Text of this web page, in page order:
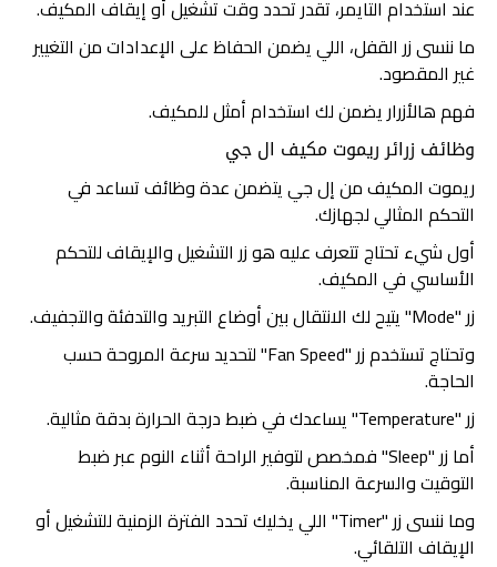
عند استخدام التايمر، تقدر تحدد وقت تشغيل أو إيقاف المكيف.
ما ننسى زر القفل، اللي يضمن الحفاظ على الإعدادات من التغيير
غير المقصود.
فهم هالأزرار يضمن لك استخدام أمثل للمكيف.
وظائف زرائر ريموت مكيف ال جي
ريموت المكيف من إل جي يتضمن عدة وظائف تساعد في
التحكم المثالي لجهازك.
أول شيء تحتاج تتعرف عليه هو زر التشغيل والإيقاف للتحكم
الأساسي في المكيف.
زر "Mode" يتيح لك الانتقال بين أوضاع التبريد والتدفئة والتجفيف.
وتحتاج تستخدم زر "Fan Speed" لتحديد سرعة المروحة حسب
الحاجة.
زر "Temperature" يساعدك في ضبط درجة الحرارة بدقة مثالية.
أما زر "Sleep" فمخصص لتوفير الراحة أثناء النوم عبر ضبط
التوقيت والسرعة المناسبة.
وما ننسى زر "Timer" اللي يخليك تحدد الفترة الزمنية للتشغيل أو
الإيقاف التلقائي.